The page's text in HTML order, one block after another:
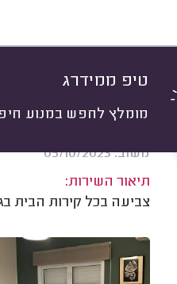
טיפ ממידרג
מומלץ לחפש במנוע
עבודות גדולות
משוב: 05/10/2023
תיאור השירות:
צביעה בכל קירות הבית